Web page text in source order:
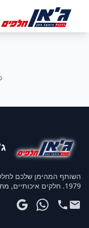
1979. חלקים איכותיים, מחירים תחרותיים ושירות יוצא דופן.